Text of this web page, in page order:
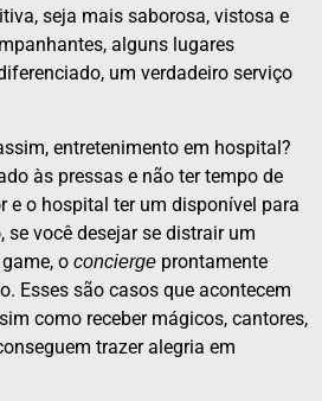
seja mais saborosa, vistosa e
alguns lugares
um verdadeiro serviço
entretenimento em hospital?
às pressas e não ter tempo de
e o hospital ter um disponível para
se você desejar se distrair um
o concierge prontamente
Esses são casos que acontecem
como receber mágicos, cantores,
trazer alegria em